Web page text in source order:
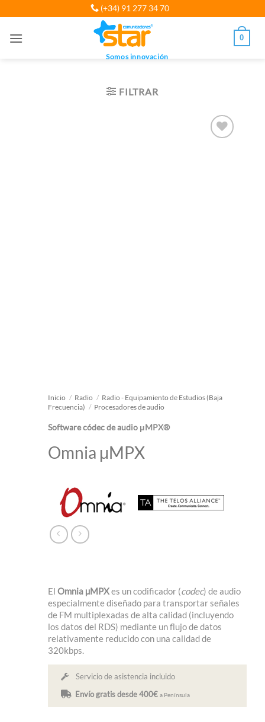
al
(+34) 91 277 34 70
Somos innovación
0
FILTRAR
Inicio / Radio / Radio - Equipamiento de Estudios (Baja
Frecuencia) / Procesadores de audio
Software códec de audio μMPX®
Omnia μMPX
ElOmnia µMPXes un codificador (codec) de audio
especialmente diseñado para transportar señales
de FM multiplexadas de alta calidad (incluyendo
los datos del RDS) mediante un flujo de datos
relativamente reducido con una calidad de
320kbps.
Servicio de asistencia incluido
Envío gratis desde 400€a Península